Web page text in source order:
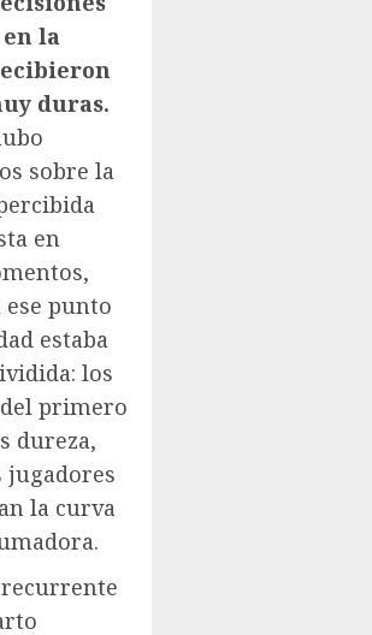
la
duras.
sobre la
en
ese punto
estaba
los
primero
dureza,
jugadores
la curva